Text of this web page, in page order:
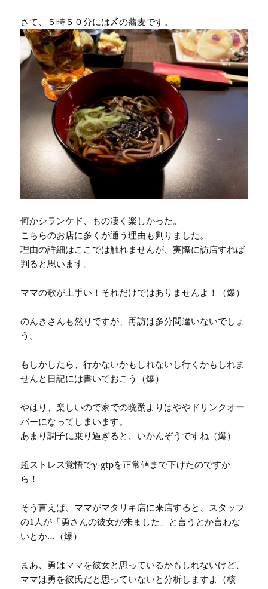
さて、５時５０分には〆の蕎麦です。
何かシランケド、もの凄く楽しかった。
こちらのお店に多くが通う理由も判りました。
理由の詳細はここでは触れませんが、実際に訪店すれば
判ると思います。
ママの歌が上手い！それだけではありませんよ！（爆）
のんきさんも然りですが、再訪は多分間違いないでしょ
う。
もしかしたら、行かないかもしれないし行くかもしれま
せんと日記には書いておこう（爆）
やはり、楽しいので家での晩酌よりはややドリンクオー
バーになってしまいます。
あまり調子に乗り過ぎると、いかんぞうですね（爆）
超ストレス覚悟でγ-gtpを正常値まで下げたのですか
ら！
そう言えば、ママがマタリキ店に来店すると、スタッフ
の1人が「勇さんの彼女が来ました」と言うとか言わな
いとか…（爆）
まあ、勇はママを彼女と思っているかもしれないけど、
ママは勇を彼氏だと思っていないと分析しますよ（核